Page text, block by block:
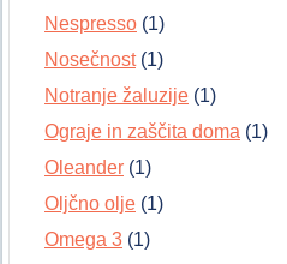
Nespresso (1)
Nosečnost(1)
Notranje žaluzije (1)
Ograje in zaščita doma (1)
Oleander (1)
Oljčno olje (1)
Omega 3 (1)